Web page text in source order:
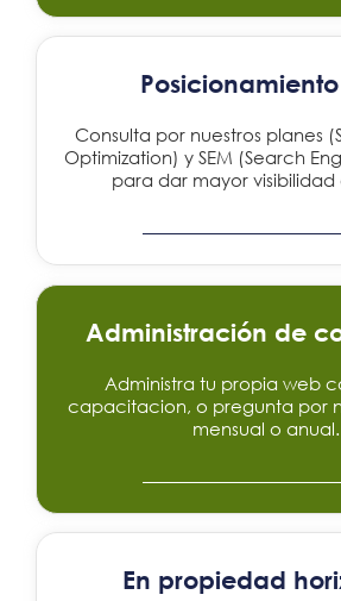
Posicionamiento
Consulta por nuestros planes
Optimization) y SEM (Search
para dar mayor visibilidad
Administración de
Administra tu propia web
capacitacion, o pregunta por
mensual o anual.
En propiedad